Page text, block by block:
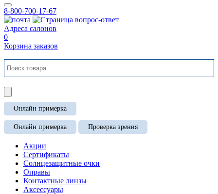
8-800-700-17-67
Адреса салонов
0
Корзина заказов
Онлайн примерка
Онлайн примерка Проверка зрения
Акции
Сертификаты
Солнцезащитные очки
Оправы
Контактные линзы
Аксессуары